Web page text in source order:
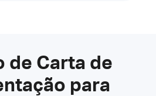
de Carta de
para